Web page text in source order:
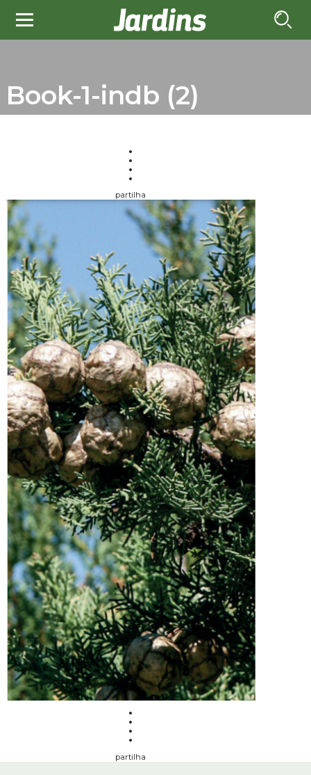
Book-1-indb (2)
partilha
partilha